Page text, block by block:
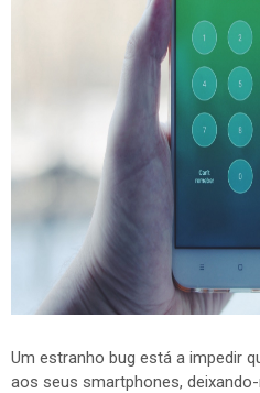
Um estranho bug está a impedir
aos seus smartphones,